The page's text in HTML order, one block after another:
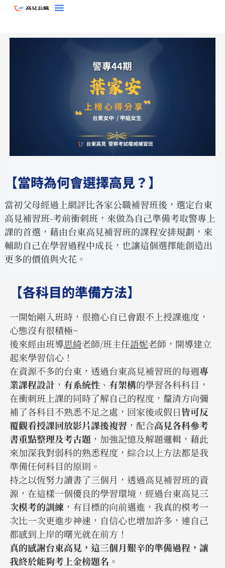
【當時為何會選擇高見？】
當初父母經過上網評比各家公職補習班後，選定台東
高見補習班-考前衝刺班，來做為自己準備考取警專上
課的首選，藉由台東高見補習班的課程安排規劃，來
輔助自己在學習過程中成長，也讓這個選擇能創造出
更多的價值與火花。
【各科目的準備方法】
一開始剛入班時，很擔心自已會跟不上授課進度，
心態沒有很積極~
後來經由班導思綺老師/班主任語妮老師，開導建立
起來學習信心！
在資源不多的台東，透過台東高見補習班的每週專
業課程設計， 有系統性 、 有架構的學習各科科目，
在衝刺班上課的同時了解自己的程度，釐清方向彌
補了各科目不熟悉不足之處，回家後或假日皆可反
覆觀看授課回放影片課後複習 ，配合高見各科參考
書重點整理及考古題，加強記憶及解題邏輯，藉此
來加深我對弱科的熟悉程度，綜合以上方法都是我
準備任何科目的原則。
持之以恆努力讀書了三個月，透過高見補習班的資
源，在這樣一個優良的學習環境，經過台東高見三
次模考的訓練，有目標的向前邁進，我真的模考一
次比一次更進步神速，自信心也增加許多，連自己
都感到上岸的曙光就在前方！
真的感謝台東高見，這三個月艱辛的準備過程，讓
我終於能夠考上金榜題名。